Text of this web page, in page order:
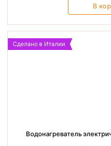
В
Сделано в Италии
Водонагреватель